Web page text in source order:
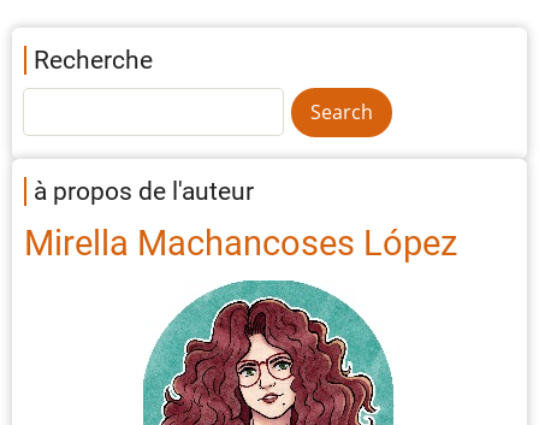
Recherche
à propos de l'auteur
Mirella Machancoses López